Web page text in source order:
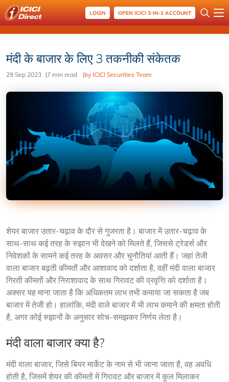
LOGIN OPEN ICICI 3-IN-1 ACCOUNT
मंदी के बाजार के लिए 3 तकनीकी संकेतक
29 Sep 2023 |7 min read |by ICICI Securities Team
शेयर बाजार उतार-चढ़ाव के दौर से गुजरता है। बाजार में उतार-चढ़ाव के
साथ-साथ कई तरह के रुझान भी देखने को मिलते हैं, जिससे ट्रेडर्स और
निवेशकों के सामने कई तरह के अवसर और चुनौतियां आती हैं। जहां तेजी
वाला बाजार बढ़ती कीमतों और आशावाद को दर्शाता है, वहीं मंदी वाला बाजार
गिरती कीमतों और निराशावाद के साथ गिरावट की प्रवृत्ति को दर्शाता है।
अक्सर यह माना जाता है कि अधिकतम लाभ तभी कमाया जा सकता है जब
बाजार में तेजी हो। हालांकि, मंदी वाले बाजार में भी लाभ कमाने की क्षमता होती
है, अगर कोई रुझानों के अनुसार सोच-समझकर निर्णय लेता है।
मंदी वाला बाजार क्या है?
मंदी वाला बाजार, जिसे बियर मार्केट के नाम से भी जाना जाता है, वह अवधि
होती है, जिसमें शेयर की कीमतों में गिरावट और बाजार में कुल मिलाकर